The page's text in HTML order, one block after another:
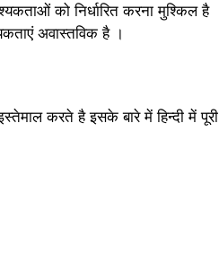
को निर्धारित करना मुश्किल है
अवास्तविक है ।
करते है इसके बारे में हिन्दी में पूरी